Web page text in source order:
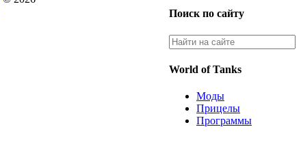
Поиск по сайту
World of Tanks
Моды
Прицелы
Программы